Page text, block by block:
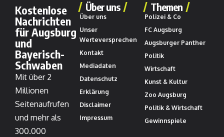
Kostenlose
Nachrichten
für Augsburg
und
Bayerisch-
Schwaben
Mit über 2
Millionen
Seitenaufrufen
und mehr als
300.000
Über uns
Über uns
Unser
Werteversprechen
Kontakt
Mediadaten
Datenschutz
Erklärung
Disclaimer
Impressum
Themen
Polizei & Co
FC Augsburg
Augsburger Panther
Politik
Wirtschaft
Kunst & Kultur
Zoo Augsburg
Politik & Wirtschaft
Gewinnspiele